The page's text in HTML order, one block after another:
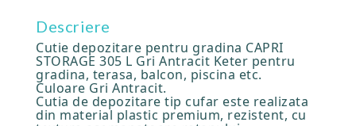
Descriere
Cutie depozitare pentru gradina CAPRI
STORAGE 305 L Gri Antracit Keter pentru
gradina, terasa, balcon, piscina etc.
Culoare Gri Antracit.
Cutia de depozitare tip cufar este realizata
din material plastic premium, rezistent, cu